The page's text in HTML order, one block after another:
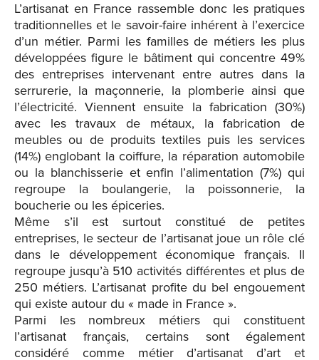
L’artisanat en France rassemble donc les pratiques
traditionnelles et le savoir-faire inhérent à l’exercice
d’un métier. Parmi les familles de métiers les plus
développées figure le bâtiment qui concentre 49%
des entreprises intervenant entre autres dans la
serrurerie, la maçonnerie, la plomberie ainsi que
l’électricité. Viennent ensuite la fabrication (30%)
avec les travaux de métaux, la fabrication de
meubles ou de produits textiles puis les services
(14%) englobant la coiffure, la réparation automobile
ou la blanchisserie et enfin l’alimentation (7%) qui
regroupe la boulangerie, la poissonnerie, la
boucherie ou les épiceries.
Même s’il est surtout constitué de petites
entreprises, le secteur de l’artisanat joue un rôle clé
dans le développement économique français. Il
regroupe jusqu’à 510 activités différentes et plus de
250 métiers. L’artisanat profite du bel engouement
qui existe autour du « made in France ».
Parmi les nombreux métiers qui constituent
l’artisanat français, certains sont également
considéré comme métier d’artisanat d’art et